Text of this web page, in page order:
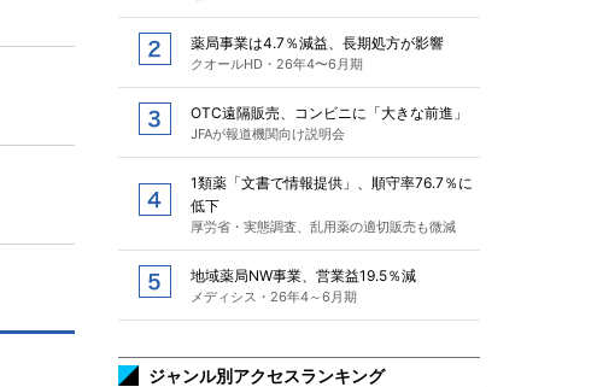
薬局事業は4.7％減益、長期処方が影響
クオールHD・26年4〜6月期
OTC遠隔販売、コンビニに「大きな前進」
JFAが報道機関向け説明会
1類薬「文書で情報提供」、順守率76.7％に
低下
厚労省・実態調査、乱用薬の適切販売も微減
地域薬局NW事業、営業益19.5％減
メディシス・26年4～6月期
ジャンル別アクセスランキング